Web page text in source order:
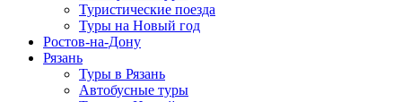
Туристические поезда
Туры на Новый год
Ростов-на-Дону
Рязань
Туры в Рязань
Автобусные туры